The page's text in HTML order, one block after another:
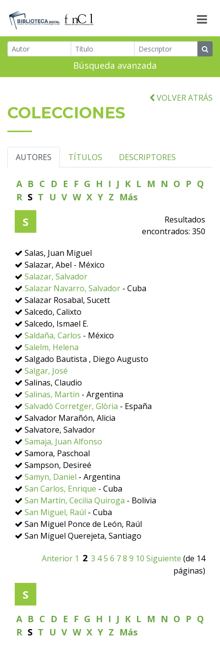
Búsqueda avanzada
VOLVER ATRÁS
COLECCIONES
AUTORES TÍTULOS DESCRIPTORES
A B C D E F G H I J K L M N O P Q
R S T U V W X Y Z Más
S
Resultados
encontrados: 350
Salas, Juan Miguel
Salazar, Abel - México
Salazar, Salvador
Salazar Navarro, Salvador - Cuba
Salazar Rosabal, Sucett
Salcedo, Calixto
Salcedo, Ismael E.
Saldaña, Carlos - México
Salelm, Helena
Salgado Bautista , Diego Augusto
Salgar, José
Salinas, Claudio
Salinas, Martin - Argentina
Salvadó Corretger, Glòria - España
Salvador Marañón, Alicia
Salvatore, Salvador
Samaja, Juan Alfonso
Samora, Paschoal
Sampson, Desireé
Samyn, Daniel - Argentina
San Carlos, Enrique - Cuba
San Martín, Cecilia Quiroga - Bolivia
San Miguel, Raúl - Cuba
San Miguel Ponce de León, Raúl
San Miguel Querejeta, Santiago
Anterior 1 2 3 45 6 78 9 10 Siguiente (de 14
páginas)
S
A B C D E F G H I J K L M N O P Q
R S T U V W X Y Z Más